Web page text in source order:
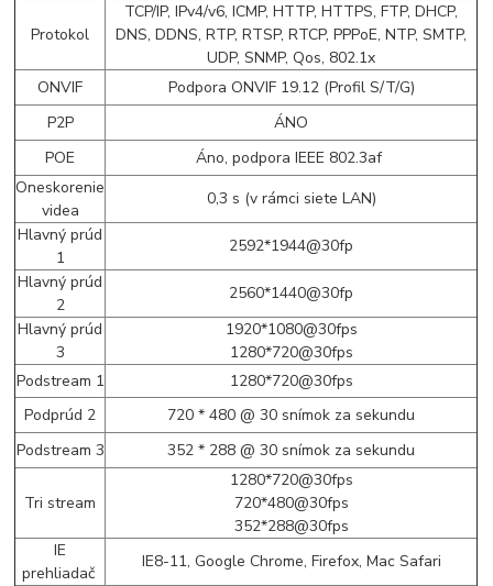
Protokol
TCP/IP, IPv4/v6, ICMP, HTTP, HTTPS, FTP, DHCP,
DNS, DDNS, RTP, RTSP, RTCP, PPPoE, NTP, SMTP,
UDP, SNMP, Qos, 802.1x
ONVIF
Podpora ONVIF 19.12 (Profil S/T/G)
P2P
ÁNO
POE
Áno, podpora IEEE 802.3af
Oneskorenie
videa
0,3 s (v rámci siete LAN)
Hlavný prúd
1
2592*1944@30fp
Hlavný prúd
2
2560*1440@30fp
Hlavný prúd
3
1920*1080@30fps
1280*720@30fps
Podstream 1
1280*720@30fps
Podprúd 2
720 * 480 @ 30 snímok za sekundu
Podstream 3
352 * 288 @ 30 snímok za sekundu
Tri stream
1280*720@30fps
720*480@30fps
352*288@30fps
IE
prehliadač
IE8-11, Google Chrome, Firefox, Mac Safari